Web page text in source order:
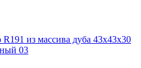
из массива дуба 43х43х30
03